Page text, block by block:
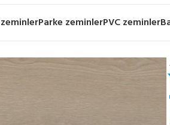
Parke zeminlerPVC zeminler